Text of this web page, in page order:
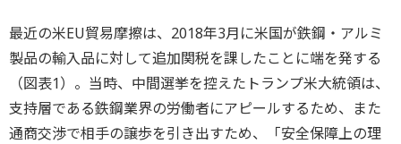
最近の米EU貿易摩擦は、2018年3月に米国が鉄鋼・アルミ
製品の輸入品に対して追加関税を課したことに端を発する
（図表1）。当時、中間選挙を控えたトランプ米大統領は、
支持層である鉄鋼業界の労働者にアピールするため、また
通商交渉で相手の譲歩を引き出すため、「安全保障上の理